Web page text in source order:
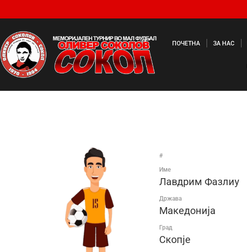
ПОЧЕТНА ЗА НАС
#
Име
Лавдрим Фазлиу
Држава
Македонија
Град
Скопје